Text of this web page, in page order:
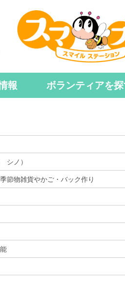
報 ボランティアを
ノ）
節物雑貨やかご・バック作り